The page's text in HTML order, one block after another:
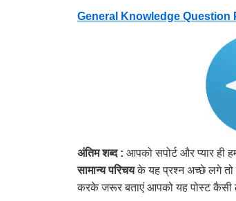
General Knowledge Question
अंतिम शब्द : आपको सपोर्ट और प्यार ही
सामान्य परिचयके यह प्रश्न अच्छे लगे तो
करके जरूर बताएं आपको यह पोस्ट कैसी